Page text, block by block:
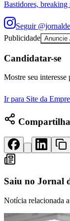
Para Sua Empresa
Anuncie
Guia de
Vagas na
Hub de
Selo
Agenda de
Vagas de
Panorama
Para Sua Empresa
Anuncie no
Anunciar
Bastidores,
Seguir
Publicidade Anuncie
Candidatar-se
Mostre seu interesse
Ir para Site da
Saiu no Jornal
Notícia relacionada a